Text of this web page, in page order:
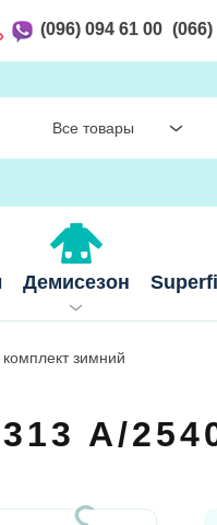
(096) 094 61 00 (066)
Все товары
Демисезон
зимний
A/